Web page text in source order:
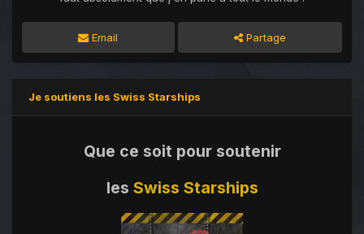
Email Partage
Je soutiens les Swiss Starships
Que ce soit pour soutenir
les Swiss Starships